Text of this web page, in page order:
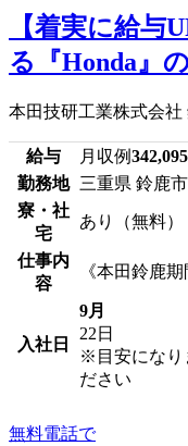
【着実に給与
る『Honda』
本田技研工業株式会社
給与 月収例342,095
勤務地 三重県 鈴鹿市
寮・社
宅
あり（無料）
仕事内
容
《本田鈴鹿
入社日
9月
22日
※目安になり
ださい
無料電話で